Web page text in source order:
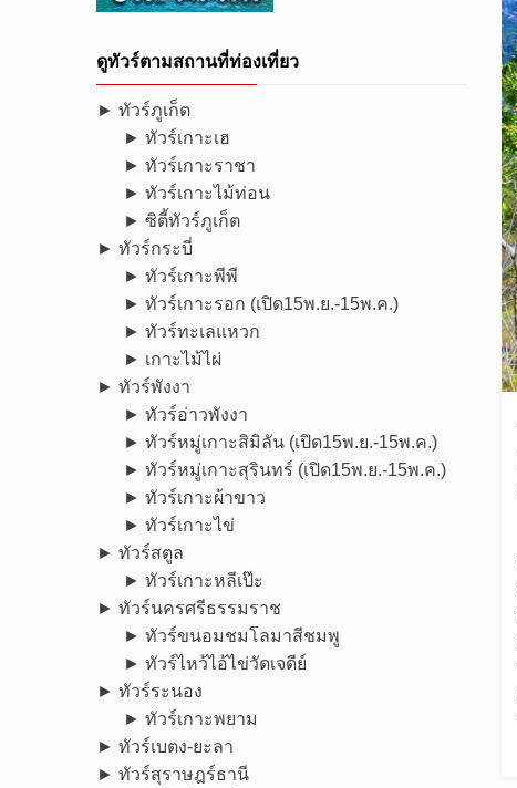
ดูทัวร์ตามสถานที่ท่องเที่ยว
► ทัวร์ภูเก็ต
► ทัวร์เกาะเฮ
► ทัวร์เกาะราชา
► ทัวร์เกาะไม้ท่อน
► ซิตี้ทัวร์ภูเก็ต
► ทัวร์กระบี่
► ทัวร์เกาะพีพี
► ทัวร์เกาะรอก (เปิด15พ.ย.-15พ.ค.)
► ทัวร์ทะเลแหวก
► เกาะไม้ไผ่
► ทัวร์พังงา
► ทัวร์อ่าวพังงา
► ทัวร์หมู่เกาะสิมิลัน (เปิด15พ.ย.-15พ.ค.)
► ทัวร์หมู่เกาะสุรินทร์ (เปิด15พ.ย.-15พ.ค.)
► ทัวร์เกาะผ้าขาว
► ทัวร์เกาะไข่
► ทัวร์สตูล
► ทัวร์เกาะหลีเป๊ะ
► ทัวร์นครศรีธรรมราช
► ทัวร์ขนอมชมโลมาสีชมพู
► ทัวร์ไหว้ไอ้ไข่วัดเจดีย์
► ทัวร์ระนอง
► ทัวร์เกาะพยาม
► ทัวร์เบตง-ยะลา
► ทัวร์สุราษฎร์ธานี